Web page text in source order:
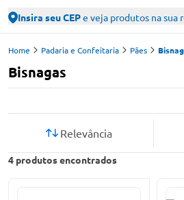
Insira seu CEPe veja produtos na sua
Home Padaria e Confeitaria Pães
Bisnagas
4 produtos encontrados
Relevância